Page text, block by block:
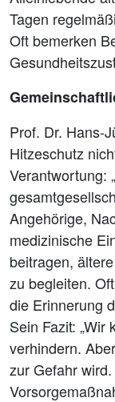
Tagen
Oft bemerken
Prof. Dr. Hans-
Hitzeschutz
Verantwortung:
Angehörige,
medizinische
beitragen,
zu begleiten.
die Erinnerung
Sein Fazit:
verhindern.
zur Gefahr